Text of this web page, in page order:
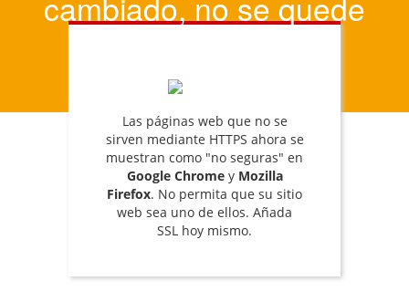
Las páginas web que no se
sirven mediante HTTPS ahora se
muestran como "no seguras" en
Google Chromey Mozilla
Firefox. No permita que su sitio
web sea uno de ellos. Añada
SSL hoy mismo.